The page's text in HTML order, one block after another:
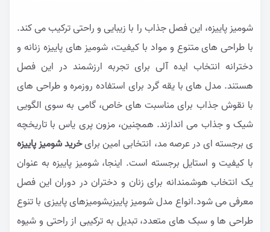
شومیز پاییزه، این فصل جذاب را با زیبایی و راحتی ترکیب می کند.
با طراحی های متنوع و مواد با کیفیت، شومیز های پاییزه زنانه و
دخترانه انتخاب ایده آلی برای تجربه ارزشمند در این فصل
هستند. مدل های با یقه گرد برای استفاده روزمره و طراحی های
با نقوش جذاب برای مناسبت های خاص، گامی به سوی الگویی
شیک و جذاب می اندازند. همچنین، مزون پری یاس با تاریخچه
ی برجسته ای در عرصه مد، انتخابی امین برایخرید شومیز پاییزه
با کیفیت و استایل برجسته است. اینجا، شومیز پاییزه به عنوان
یک انتخاب هوشمندانه برای زنان و دختران در دوران این فصل
معرفی می شود.انواع مدل شومیز پاییزیشومیزهای پاییزی با تنوع
طراحی ها و سبک های متعدد، تبدیل به ترکیبی از راحتی و شیوه